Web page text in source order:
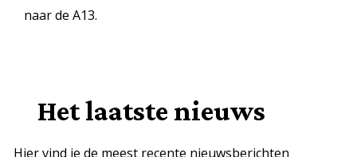
naar de A13.
Het laatste nieuws
Hier vind je de meest recente nieuwsberichten